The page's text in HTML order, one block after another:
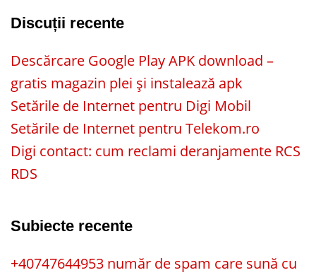
Discuții recente
Descărcare Google Play APK download –
gratis magazin plei și instalează apk
Setările de Internet pentru Digi Mobil
Setările de Internet pentru Telekom.ro
Digi contact: cum reclami deranjamente RCS
RDS
Subiecte recente
+40747644953 număr de spam care sună cu